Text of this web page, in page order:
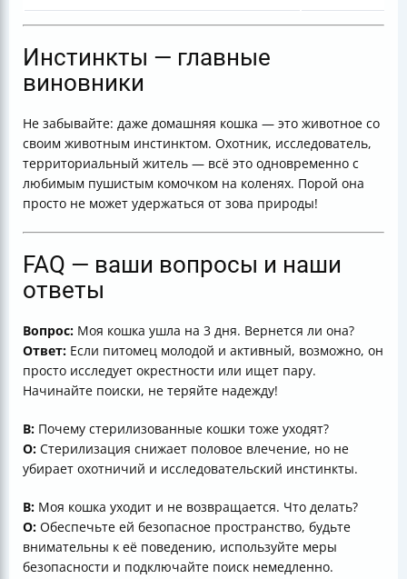
Инстинкты — главные
виновники
Не забывайте: даже домашняя кошка — это животное со
своим животным инстинктом. Охотник, исследователь,
территориальный житель — всё это одновременно с
любимым пушистым комочком на коленях. Порой она
просто не может удержаться от зова природы!
FAQ — ваши вопросы и наши
ответы
Вопрос: Моя кошка ушла на 3 дня. Вернется ли она?
Ответ: Если питомец молодой и активный, возможно, он
просто исследует окрестности или ищет пару.
Начинайте поиски, не теряйте надежду!
В: Почему стерилизованные кошки тоже уходят?
О: Стерилизация снижает половое влечение, но не
убирает охотничий и исследовательский инстинкты.
В: Моя кошка уходит и не возвращается. Что делать?
О: Обеспечьте ей безопасное пространство, будьте
внимательны к её поведению, используйте меры
безопасности и подключайте поиск немедленно.